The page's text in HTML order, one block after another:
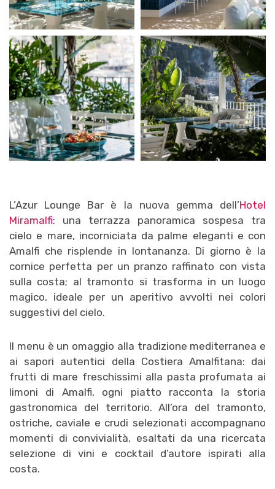
L’Azur Lounge Bar è la nuova gemma dell’Hotel
Miramalfi: una terrazza panoramica sospesa tra
cielo e mare, incorniciata da palme eleganti e con
Amalfi che risplende in lontananza. Di giorno è la
cornice perfetta per un pranzo raffinato con vista
sulla costa; al tramonto si trasforma in un luogo
magico, ideale per un aperitivo avvolti nei colori
suggestivi del cielo.
Il menu è un omaggio alla tradizione mediterranea e
ai sapori autentici della Costiera Amalfitana: dai
frutti di mare freschissimi alla pasta profumata ai
limoni di Amalfi, ogni piatto racconta la storia
gastronomica del territorio. All’ora del tramonto,
ostriche, caviale e crudi selezionati accompagnano
momenti di convivialità, esaltati da una ricercata
selezione di vini e cocktail d’autore ispirati alla
costa.